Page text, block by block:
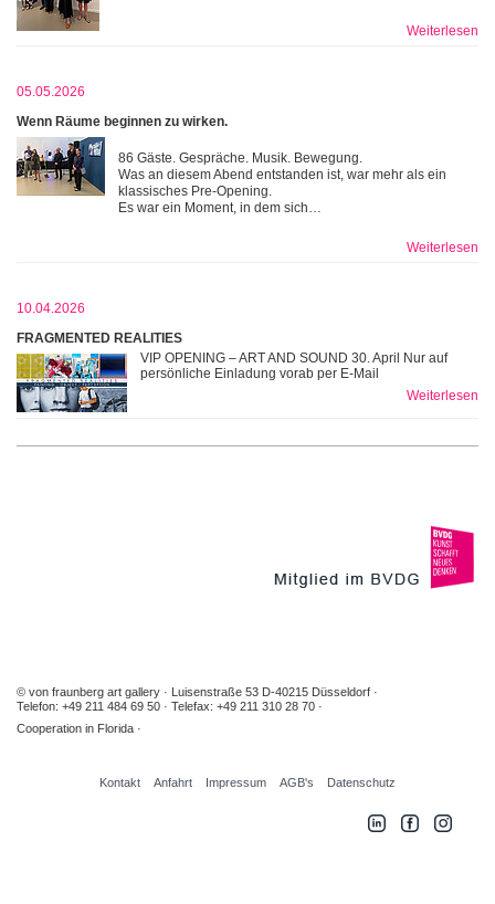
Weiterlesen
05.05.2026
Wenn Räume beginnen zu wirken.
86 Gäste. Gespräche. Musik. Bewegung.
Was an diesem Abend entstanden ist, war mehr als ein
klassisches Pre-Opening.
Es war ein Moment, in dem sich…
Weiterlesen
10.04.2026
FRAGMENTED REALITIES
VIP OPENING – ART AND SOUND 30. April Nur auf
persönliche Einladung vorab per E-Mail
Weiterlesen
© von fraunberg art gallery
Luisenstraße 53 D-40215 Düsseldorf
Telefon: +49 211 484 69 50
Telefax: +49 211 310 28 70
Cooperation in Florida
Kontakt Anfahrt Impressum AGB's Datenschutz